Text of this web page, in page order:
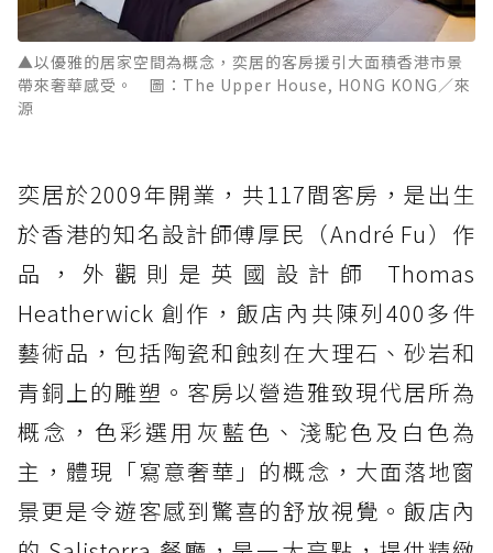
▲以優雅的居家空間為概念，奕居的客房援引大面積香港市景
帶來奢華感受。 圖：The Upper House, HONG KONG／來
源
奕居於2009年開業，共117間客房，是出生
於香港的知名設計師傅厚民（André Fu）作
品，外觀則是英國設計師 Thomas
Heatherwick 創作，飯店內共陳列400多件
藝術品，包括陶瓷和蝕刻在大理石、砂岩和
青銅上的雕塑。客房以營造雅致現代居所為
概念，色彩選用灰藍色、淺駝色及白色為
主，體現「寫意奢華」的概念，大面落地窗
景更是令遊客感到驚喜的舒放視覺。飯店內